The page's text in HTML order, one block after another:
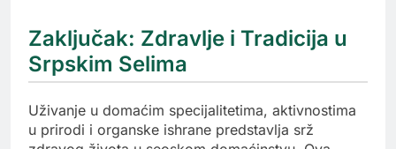
Zaključak: Zdravlje i Tradicija u
Srpskim Selima
Uživanje u domaćim specijalitetima, aktivnostima
u prirodi i organske ishrane predstavlja srž